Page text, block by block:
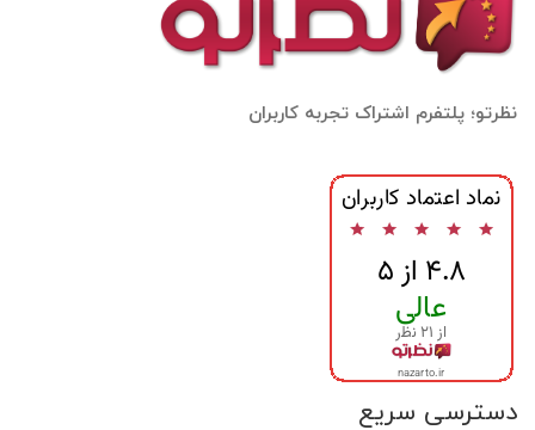
نظرتو؛ پلتفرم اشتراک تجربه کاربران
دسترسی سریع